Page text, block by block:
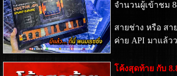
จำนวนผู้เข้าชม
สายช่าง หรือ สา
ค่าย API มาแล้ว
โค้งสุดท้าย กับ